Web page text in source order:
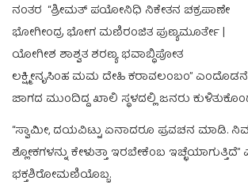
ನಂತರ “ಶ್ರೀಮತ್ ಪಯೋನಿಧಿ ನಿಕೇತನ ಚಕ್ರಪಾಣೇ
ಭೋಗೀಂದ್ರ ಭೋಗ ಮಣಿರಂಜಿತ ಪುಣ್ಯಮೂರ್ತೇ |
ಯೋಗೀಶ ಶಾಶ್ವತ ಶರಣ್ಯ ಭವಾಬ್ಧಿಪೋತ
ಲಕ್ಷ್ಮೀನೃಸಿಂಹ ಮಮ ದೇಹಿ ಕರಾವಲಂಬಂ” ಎಂದೊಡನೆ
ಜಾಗದ ಮುಂದಿದ್ದ ಖಾಲಿ ಸ್ಥಳದಲ್ಲಿ ಜನರು
“ಸ್ವಾಮೀ, ದಯವಿಟ್ಟು ಏನಾದರೂ ಪ್ರವಚನ ಮಾಡಿ.
ಶ್ಲೋಕಗಳನ್ನು ಕೇಳುತ್ತಾ ಇರಬೇಕೆಂಬ
ಭಕ್ತಶಿರೋಮಣಿಯೊಬ್ಬ.